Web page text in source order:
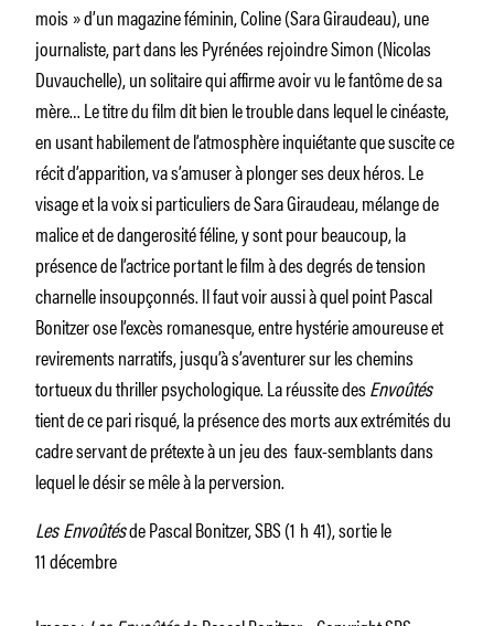
mois » d’un magazine féminin, Coline (Sara Giraudeau), une
journaliste, part dans les Pyrénées rejoindre Simon (Nicolas
Duvauchelle), un solitaire qui affirme avoir vu le fantôme de sa
mère… Le titre du film dit bien le trouble dans lequel le cinéaste,
en usant habilement de l’atmosphère inquiétante que suscite ce
récit d’apparition, va s’amuser à plonger ses deux héros. Le
visage et la voix si particuliers de Sara Giraudeau, mélange de
malice et de dangerosité féline, y sont pour beaucoup, la
présence de l’actrice portant le film à des degrés de tension
charnelle insoupçonnés. Il faut voir aussi à quel point Pascal
Bonitzer ose l’excès romanesque, entre hystérie amoureuse et
revirements narratifs, jusqu’à s’aventurer sur les chemins
tortueux du thriller psychologique. La réussite desEnvoûtés
tient de ce pari risqué, la présence des morts aux extrémités du
cadre servant de prétexte à un jeu des faux-semblants dans
lequel le désir se mêle à la perversion.
Les Envoûtésde Pascal Bonitzer, SBS (1 h 41), sortie le
11 décembre